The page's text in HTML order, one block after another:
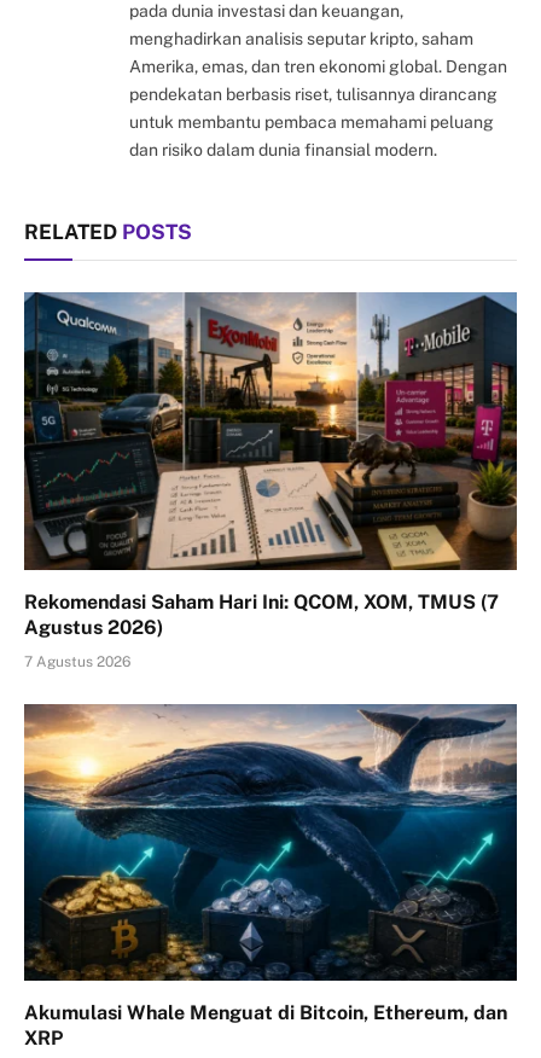
pada dunia investasi dan keuangan,
menghadirkan analisis seputar kripto, saham
Amerika, emas, dan tren ekonomi global. Dengan
pendekatan berbasis riset, tulisannya dirancang
untuk membantu pembaca memahami peluang
dan risiko dalam dunia finansial modern.
RELATED POSTS
Rekomendasi Saham Hari Ini: QCOM, XOM, TMUS (7
Agustus 2026)
7 Agustus 2026
Akumulasi Whale Menguat di Bitcoin, Ethereum, dan
XRP